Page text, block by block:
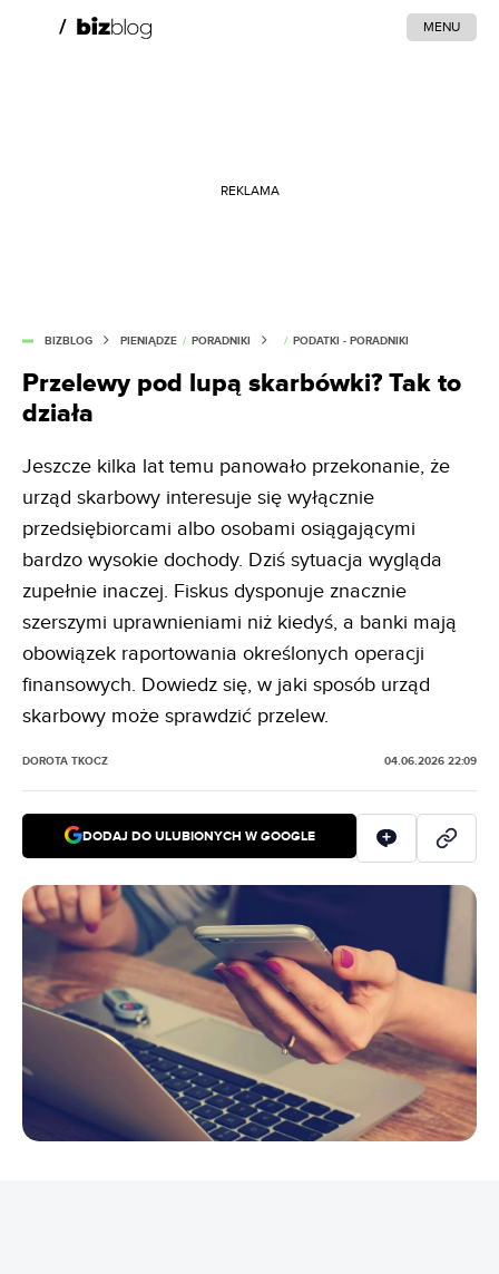
MENU
REKLAMA
BIZBLOG PIENIĄDZE / PORADNIKI / PODATKI - PORADNIKI
Przelewy pod lupą skarbówki? Tak to
działa
Jeszcze kilka lat temu panowało przekonanie, że
urząd skarbowy interesuje się wyłącznie
przedsiębiorcami albo osobami osiągającymi
bardzo wysokie dochody. Dziś sytuacja wygląda
zupełnie inaczej. Fiskus dysponuje znacznie
szerszymi uprawnieniami niż kiedyś, a banki mają
obowiązek raportowania określonych operacji
finansowych. Dowiedz się, w jaki sposób urząd
skarbowy może sprawdzić przelew.
DOROTA TKOCZ 04.06.2026 22:09
DODAJ DO ULUBIONYCH W GOOGLE